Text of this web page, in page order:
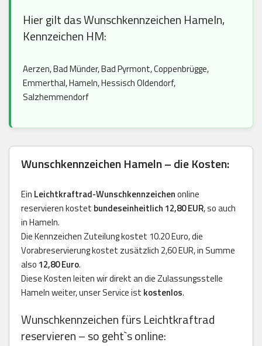
Hier gilt das Wunschkennzeichen Hameln,
Kennzeichen HM:
Aerzen, Bad Münder, Bad Pyrmont, Coppenbrügge,
Emmerthal, Hameln, Hessisch Oldendorf,
Salzhemmendorf
Wunschkennzeichen Hameln – die Kosten:
Ein Leichtkraftrad-Wunschkennzeichenonline
reservieren kostet bundeseinheitlich 12,80 EUR, so auch
in Hameln.
Die Kennzeichen Zuteilung kostet 10.20 Euro, die
Vorabreservierung kostet zusätzlich 2,60 EUR, in Summe
also 12,80 Euro.
Diese Kosten leiten wir direkt an die Zulassungsstelle
Hameln weiter, unser Service ist kostenlos.
Wunschkennzeichen fürs Leichtkraftrad
reservieren – so geht`s online: